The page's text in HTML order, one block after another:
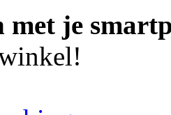
met je